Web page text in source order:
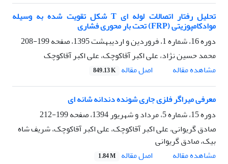
تحلیل رفتار اتصالات لوله ای T شکل تقویت شده به وسیله
موادکامپوزیتی (FRP) تحت بار محوری فشاری
دوره 16، شماره 1، فروردین و اردیبهشت 1395، صفحه
199-208
محمد حسین نژاد، علی اکبر آقاکوچک، علی اکبر آقاکوچک
مشاهده مقاله
اصل مقاله 849.13 K
معرفی میراگر فلزی جاری شونده دندانه شانه ای
دوره 15، شماره 5، مرداد و شهریور 1394، صفحه
199-212
صادق گریوانی، علی اکبر آقاکوچک، علی اکبر آقاکوچک، شریف شاه
بیک، صادق گریوانی
مشاهده مقاله
اصل مقاله 1.84 M